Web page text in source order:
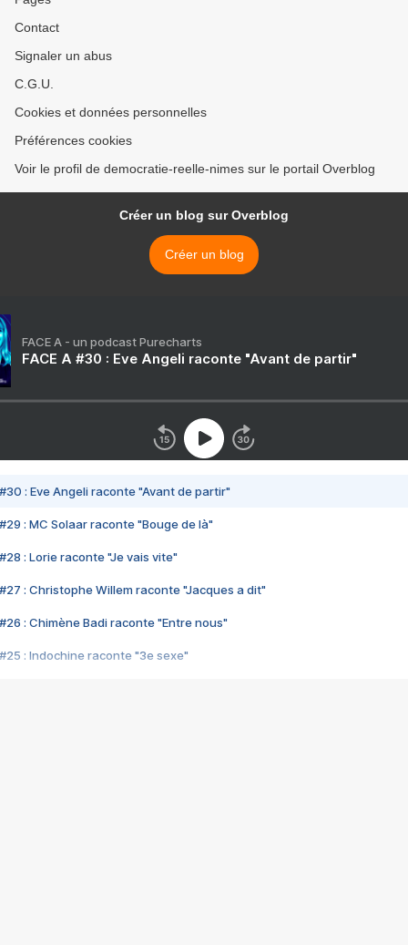
Contact
Signaler un abus
C.G.U.
Cookies et données personnelles
Préférences cookies
Voir le profil de democratie-reelle-nimes sur le portail Overblog
Créer un blog sur Overblog
Créer un blog
FACE A - un podcast Purecharts
FACE A #30 : Eve Angeli raconte "Avant de partir"
#30 : Eve Angeli raconte "Avant de partir"
#29 : MC Solaar raconte "Bouge de là"
#28 : Lorie raconte "Je vais vite"
#27 : Christophe Willem raconte "Jacques a dit"
#26 : Chimène Badi raconte "Entre nous"
#25 : Indochine raconte "3e sexe"